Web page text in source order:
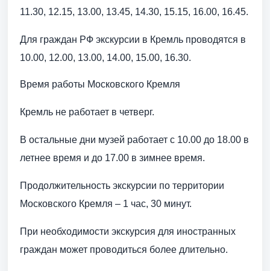
11.30, 12.15, 13.00, 13.45, 14.30, 15.15, 16.00, 16.45.
Для граждан РФ экскурсии в Кремль проводятся в
10.00, 12.00, 13.00, 14.00, 15.00, 16.30.
Время работы Московского Кремля
Кремль не работает в четверг.
В остальные дни музей работает с 10.00 до 18.00 в
летнее время и до 17.00 в зимнее время.
Продолжительность экскурсии по территории
Московского Кремля – 1 час, 30 минут.
При необходимости экскурсия для иностранных
граждан может проводиться более длительно.